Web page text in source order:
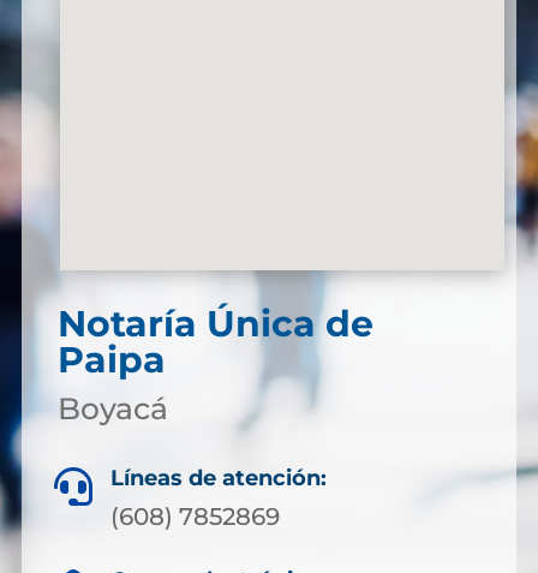
Notaría Única de
Paipa
Boyacá
 Líneas de atención:
(608) 7852869